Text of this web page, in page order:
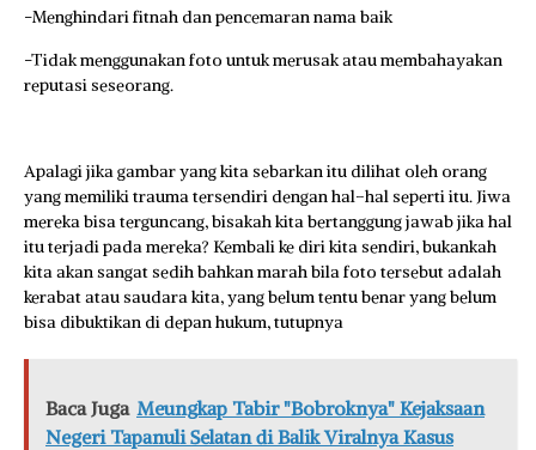
-Menghindari fitnah dan pencemaran nama baik
-Tidak menggunakan foto untuk merusak atau membahayakan
reputasi seseorang.
Apalagi jika gambar yang kita sebarkan itu dilihat oleh orang
yang memiliki trauma tersendiri dengan hal–hal seperti itu. Jiwa
mereka bisa terguncang, bisakah kita bertanggung jawab jika hal
itu terjadi pada mereka? Kembali ke diri kita sendiri, bukankah
kita akan sangat sedih bahkan marah bila foto tersebut adalah
kerabat atau saudara kita, yang belum tentu benar yang belum
bisa dibuktikan di depan hukum, tutupnya
Baca Juga Meungkap Tabir "Bobroknya" Kejaksaan
Negeri Tapanuli Selatan di Balik Viralnya Kasus